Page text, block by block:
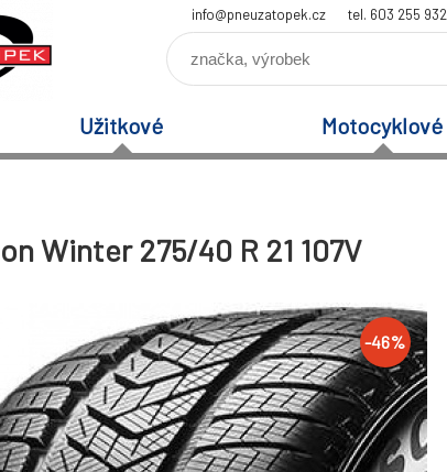
info@pneuzatopek.cz tel. 603 255 932
Užitkové Motocyklové
Winter 275/40 R 21 107V
-46%